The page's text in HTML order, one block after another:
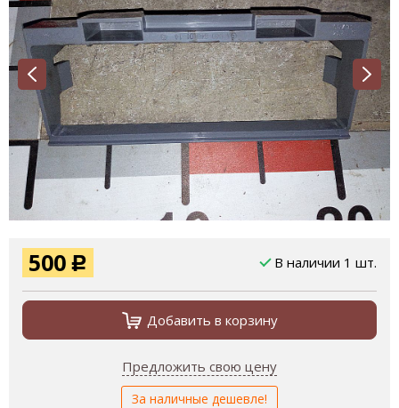
500 Р В наличии 1 шт.
Добавить в корзину
Предложить свою цену
За наличные дешевле!